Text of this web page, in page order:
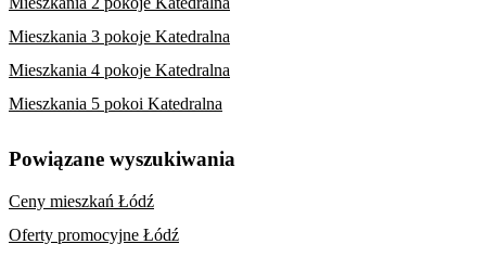
Mieszkania 3 pokoje Katedralna
Mieszkania 4 pokoje Katedralna
Mieszkania 5 pokoi Katedralna
Powiązane wyszukiwania
Ceny mieszkań Łódź
Oferty promocyjne Łódź